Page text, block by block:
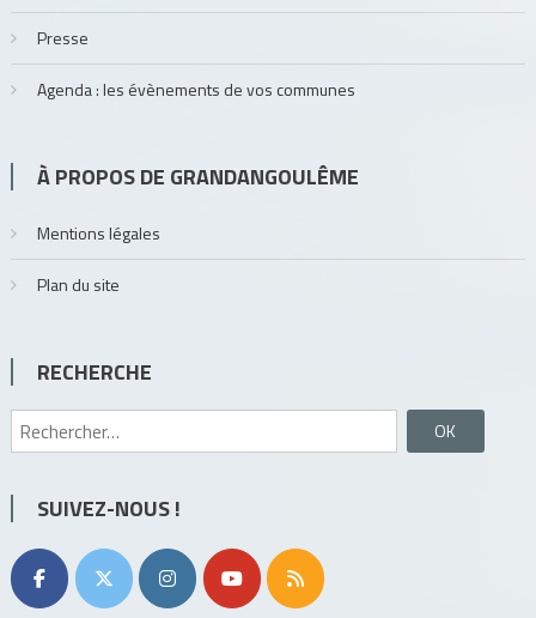
Presse
Agenda : les évènements de vos communes
À PROPOS DE GRANDANGOULÊME
Mentions légales
Plan du site
RECHERCHE
Rechercher :
SUIVEZ-NOUS !